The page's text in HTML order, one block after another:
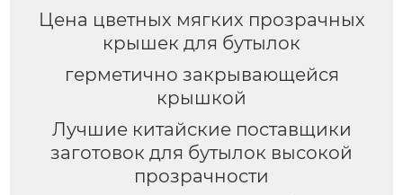
Цена цветных мягких прозрачных
крышек для бутылок
герметично закрывающейся
крышкой
Лучшие китайские поставщики
заготовок для бутылок высокой
прозрачности